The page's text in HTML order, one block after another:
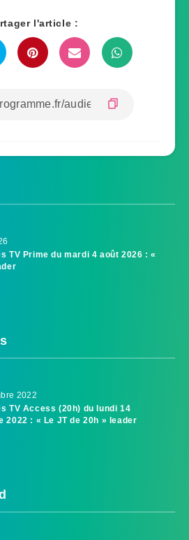
l'article :
TV Prime du mardi 4 août 2026 : «
2022
TV Access (20h) du lundi 14
2022 : « Le JT de 20h » leader